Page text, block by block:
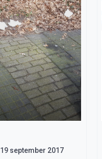
19 september 2017